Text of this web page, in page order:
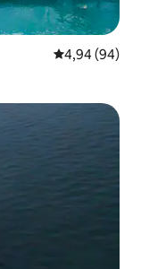
5 üzerinden
4,94 (94)